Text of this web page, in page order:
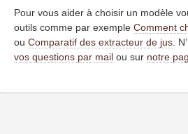
Pour vous aider à choisir un modèle
outils comme par exemple Comment
ou Comparatif des extracteur de jus .
vos questions par mail ou sur notre